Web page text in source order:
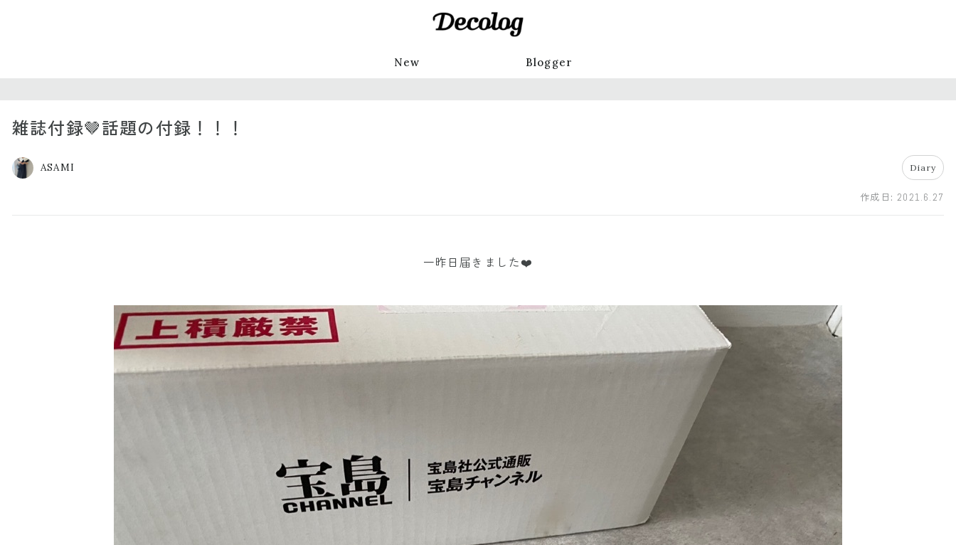
New Blogger
雑誌付録🤎話題の付録！！！
ASAMI Diary
作成日:2021.6.27
一昨日届きました❤️